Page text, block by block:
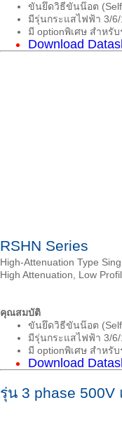
ขันยึดวิธีขันน๊อต
มีรุ่นกระแสไฟฟ้า 3/6/
มี optionพิเศษ สำหรั
Download
RSHN Series
High-Attenuation Type
High Attenuation, Low
คุณสมบัติ
ขันยึดวิธีขันน๊อต
มีรุ่นกระแสไฟฟ้า 3/6/
มี optionพิเศษ สำหรั
Download
รุ่น 3 phase 500V